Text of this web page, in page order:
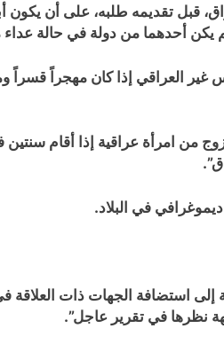
يكن أحدهما من دولة في حالة عداء
العراقي إذا كان مهجراً قسراً
امرأة عراقية إذا أقام سنتين في
في البلاد.
استضافة الجهات ذات العلاقة
نظرها في تقرير عاجل”.